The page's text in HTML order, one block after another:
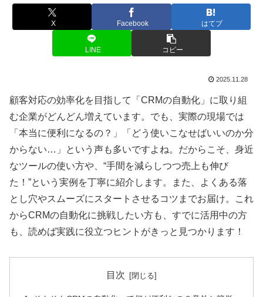
X Facebook はてブ
LINE コピー
2025.11.28
顧客対応の効率化を目指して「CRMの自動化」に取り組
む企業がどんどん増えています。でも、実際の現場では
「本当に便利になるの？」「どう使いこなせばいいのか分
からない…」という声も多いですよね。だからこそ、身近
なツールの使い方や、“手間を減らしつつ売上も伸び
た！”という実例を丁寧に紹介します。また、よくある落
とし穴やスムーズにスタートさせるコツまでお届け。これ
からCRMの自動化に挑戦したい方も、すでに活用中の方
も、読めば実践に役立つヒントがきっと見つかります！
目次